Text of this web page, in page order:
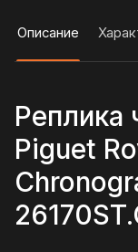
Описание
Реплика
Piguet